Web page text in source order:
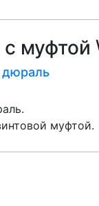
муфтой
дюраль
муфтой.